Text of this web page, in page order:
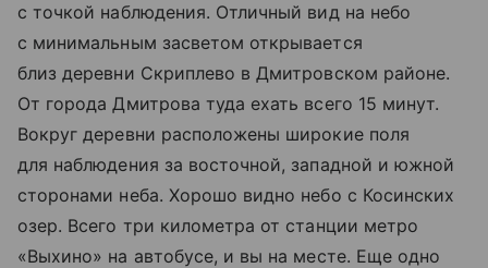
с точкой наблюдения. Отличный вид на небо
с минимальным засветом открывается
близ деревни Скриплево в Дмитровском районе.
От города Дмитрова туда ехать всего 15 минут.
Вокруг деревни расположены широкие поля
для наблюдения за восточной, западной и южной
сторонами неба. Хорошо видно небо с Косинских
озер. Всего три километра от станции метро
«Выхино» на автобусе, и вы на месте. Еще одно